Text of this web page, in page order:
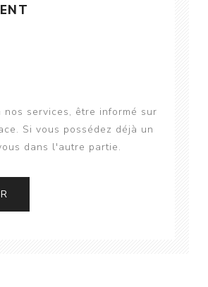
services, être informé sur
Si vous possédez déjà un
dans l'autre partie.